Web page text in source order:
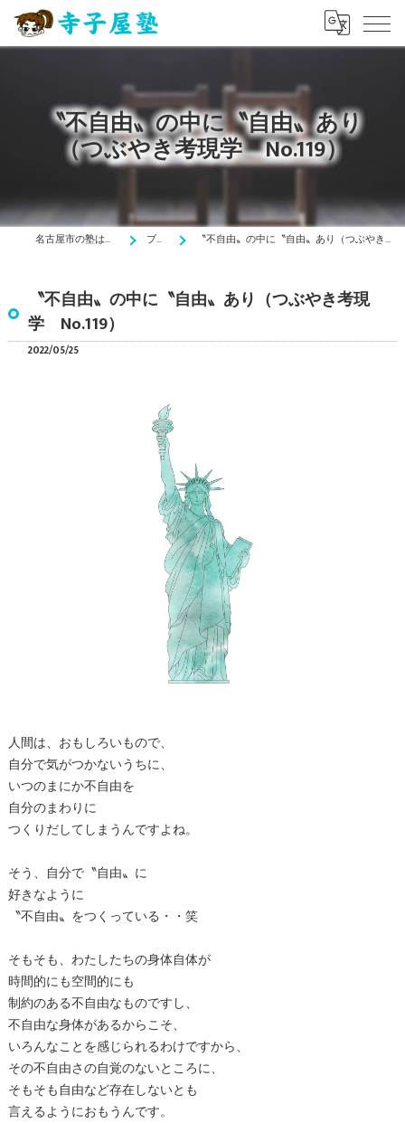
〝不自由〟の中に〝自由〟あり
（つぶやき考現学 No.119）
名古屋市の塾は寺子屋塾 ブログ 〝不自由〟の中に〝自由〟あり（つぶやき考現学 No.119）
〝不自由〟の中に〝自由〟あり（つぶやき考現
学 No.119）
2022/05/25
人間は、おもしろいもので、
自分で気がつかないうちに、
いつのまにか不自由を
自分のまわりに
つくりだしてしまうんですよね。
そう、自分で〝自由〟に
好きなように
〝不自由〟をつくっている・・笑
そもそも、わたしたちの身体自体が
時間的にも空間的にも
制約のある不自由なものですし、
不自由な身体があるからこそ、
いろんなことを感じられるわけですから、
その不自由さの自覚のないところに、
そもそも自由など存在しないとも
言えるようにおもうんです。